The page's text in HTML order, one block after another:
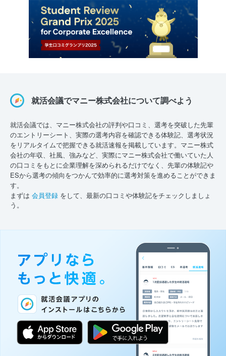
就活会議でマニー株式会社について調べよう
就活会議では、マニー株式会社の評判や口コミ、選考を突破した先輩
のエントリーシート、実際の選考内容を確認できる体験記、選考状況
をリアルタイムで把握できる就活速報を掲載しています。マニー株式
会社の年収、社風、強みなど、実際にマニー株式会社で働いていた人
の口コミをもとに企業理解を深められるだけでなく、先輩の体験記や
ESから選考の傾向をつかんで効率的に選考対策を進めることができま
す。
まずは 会員登録 をして、最新の口コミや体験記をチェックしましょ
う。